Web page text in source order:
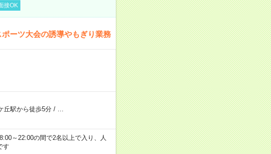
接OK
ーツ大会の誘導やもぎり業務
丘駅から徒歩5分/
～22:00の間で2名以上で入り、人
す